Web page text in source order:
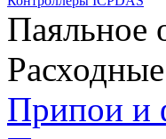
Паяльное
Припои и